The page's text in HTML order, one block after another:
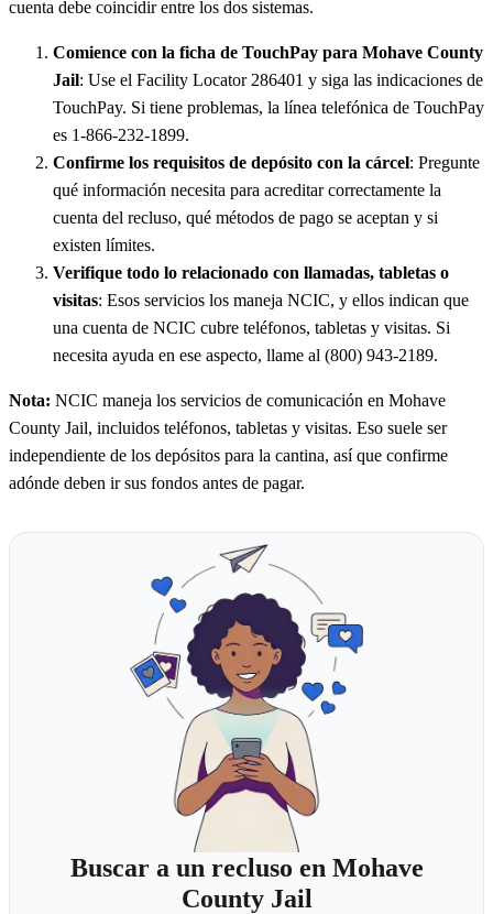
cuenta debe coincidir entre los dos sistemas.
Comience con la ficha de TouchPay para Mohave County
Jail: Use el Facility Locator 286401 y siga las indicaciones de
TouchPay. Si tiene problemas, la línea telefónica de TouchPay
es 1-866-232-1899.
Confirme los requisitos de depósito con la cárcel: Pregunte
qué información necesita para acreditar correctamente la
cuenta del recluso, qué métodos de pago se aceptan y si
existen límites.
Verifique todo lo relacionado con llamadas, tabletas o
visitas: Esos servicios los maneja NCIC, y ellos indican que
una cuenta de NCIC cubre teléfonos, tabletas y visitas. Si
necesita ayuda en ese aspecto, llame al (800) 943-2189.
Nota: NCIC maneja los servicios de comunicación en Mohave
County Jail, incluidos teléfonos, tabletas y visitas. Eso suele ser
independiente de los depósitos para la cantina, así que confirme
adónde deben ir sus fondos antes de pagar.
Buscar a un recluso en Mohave
County Jail